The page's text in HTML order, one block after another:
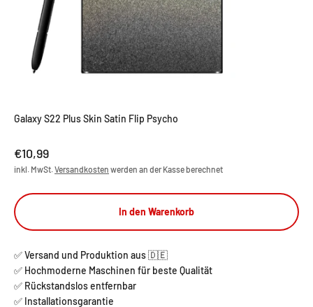
Galaxy S22 Plus Skin Satin Flip Psycho
Angebot
€10,99
inkl. MwSt.Versandkosten werden an der Kasse berechnet
In den Warenkorb
✅ Versand und Produktion aus 🇩🇪
✅ Hochmoderne Maschinen für beste Qualität
✅ Rückstandslos entfernbar
✅ Installationsgarantie